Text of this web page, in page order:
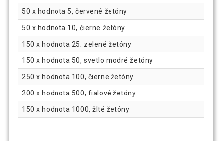
50 x hodnota 5, červené žetóny
50 x hodnota 10, čierne žetóny
150 x hodnota 25, zelené žetóny
150 x hodnota 50, svetlo modré žetóny
250 x hodnota 100, čierne žetóny
200 x hodnota 500, fialové žetóny
150 x hodnota 1000, žlté žetóny